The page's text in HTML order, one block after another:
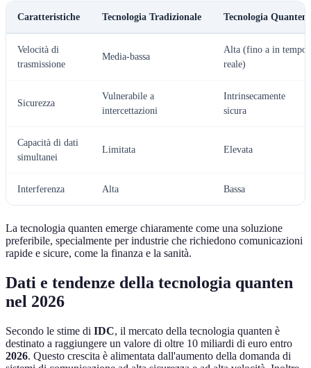
Caratteristiche Tecnologia Tradizionale Tecnologia Quanten
Velocità di
trasmissione
Media-bassa
Alta (fino a in tempo
reale)
Sicurezza
Vulnerabile a
intercettazioni
Intrinsecamente
sicura
Capacità di dati
simultanei
Limitata Elevata
Interferenza Alta Bassa
La tecnologia quanten emerge chiaramente come una soluzione
preferibile, specialmente per industrie che richiedono comunicazioni
rapide e sicure, come la finanza e la sanità.
Dati e tendenze della tecnologia quanten
nel 2026
Secondo le stime di IDC, il mercato della tecnologia quanten è
destinato a raggiungere un valore di oltre 10 miliardi di euro entro
2026. Questo crescita è alimentata dall'aumento della domanda di